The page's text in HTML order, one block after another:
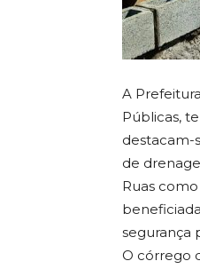
A
Públicas,
destacam-
de
Ruas
segurança
O córrego